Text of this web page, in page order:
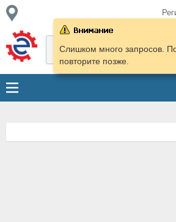
Слишком много запросов.
повторите позже.